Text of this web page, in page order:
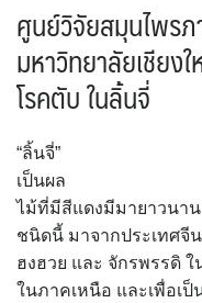
ศูนย์วิจัยสมุนไพร
มหาวิทยาลัยเชีย
โรคตับ ในลิ้นจี่
“ลิ้นจี่”
เป็นผล
ไม้ที่มีสีแดงมีมายาวนา
ชนิดนี้ มาจากประเทศจี
ฮงฮวย และ จักรพรรดิ
ในภาคเหนือ และเพื่อเ